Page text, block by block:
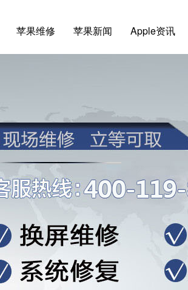
苹果维修 苹果新闻 Apple资讯